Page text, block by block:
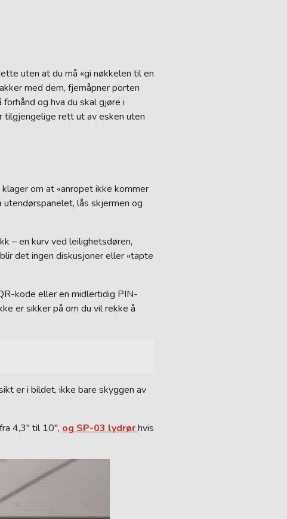
uten at du må «gi nøkkelen til en
med dem, fjernåpner porten
og hva du skal gjøre i
tilgjengelige rett ut av esken uten
om at «anropet ikke kommer
lås skjermen og
– en kurv ved leilighetsdøren,
det ingen diskusjoner eller «tapte
kode eller en midlertidig PIN-
er sikker på om du vil rekke å
er i bildet, ikke bare skyggen av
4,3″ til 10″, og SP-03 lydrørhvis